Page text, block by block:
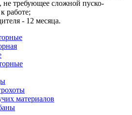
не требующее сложной пуско-
работе;
- 12 месяца.
материалов